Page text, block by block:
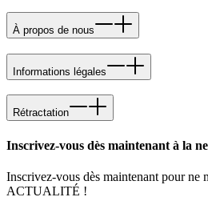
À propos de nous
Informations légales
Rétractation
Inscrivez-vous dès maintenant à la
Inscrivez-vous dès maintenant pour ne
ACTUALITÉ !